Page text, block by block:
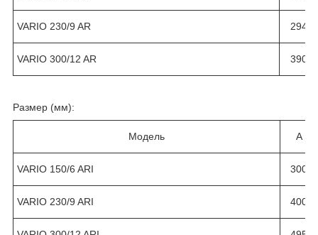
VARIO 230/9 AR 294
VARIO 300/12 AR 390
Размер (мм):
Модель A
VARIO 150/6 ARI 300
VARIO 230/9 ARI 400